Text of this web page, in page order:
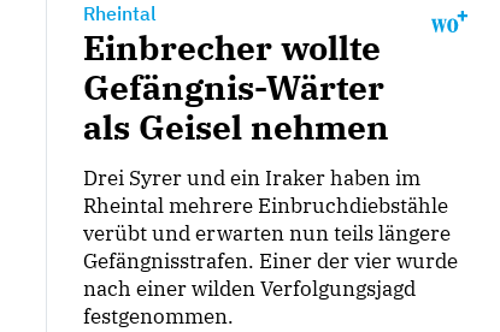
Rheintal
Einbrecher wollte
Gefängnis-Wärter
als Geisel nehmen
Drei Syrer und ein Iraker haben im
Rheintal mehrere Einbruchdiebstähle
verübt und erwarten nun teils längere
Gefängnisstrafen. Einer der vier wurde
nach einer wilden Verfolgungsjagd
festgenommen.